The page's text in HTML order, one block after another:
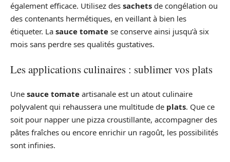
également efficace. Utilisez des sachets de congélation ou
des contenants hermétiques, en veillant à bien les
étiqueter. La sauce tomate se conserve ainsi jusqu’à six
mois sans perdre ses qualités gustatives.
Les applications culinaires : sublimer vos plats
Une sauce tomate artisanale est un atout culinaire
polyvalent qui rehaussera une multitude de plats. Que ce
soit pour napper une pizza croustillante, accompagner des
pâtes fraîches ou encore enrichir un ragoût, les possibilités
sont infinies.